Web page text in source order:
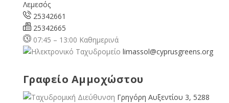
Λεμεσός
25342661
25342665
07:45 – 13:00 Καθημερινά
limassol@cyprusgreens.org
Γραφείο Αμμοχώστου
Γρηγόρη Αυξεντίου 3, 5288